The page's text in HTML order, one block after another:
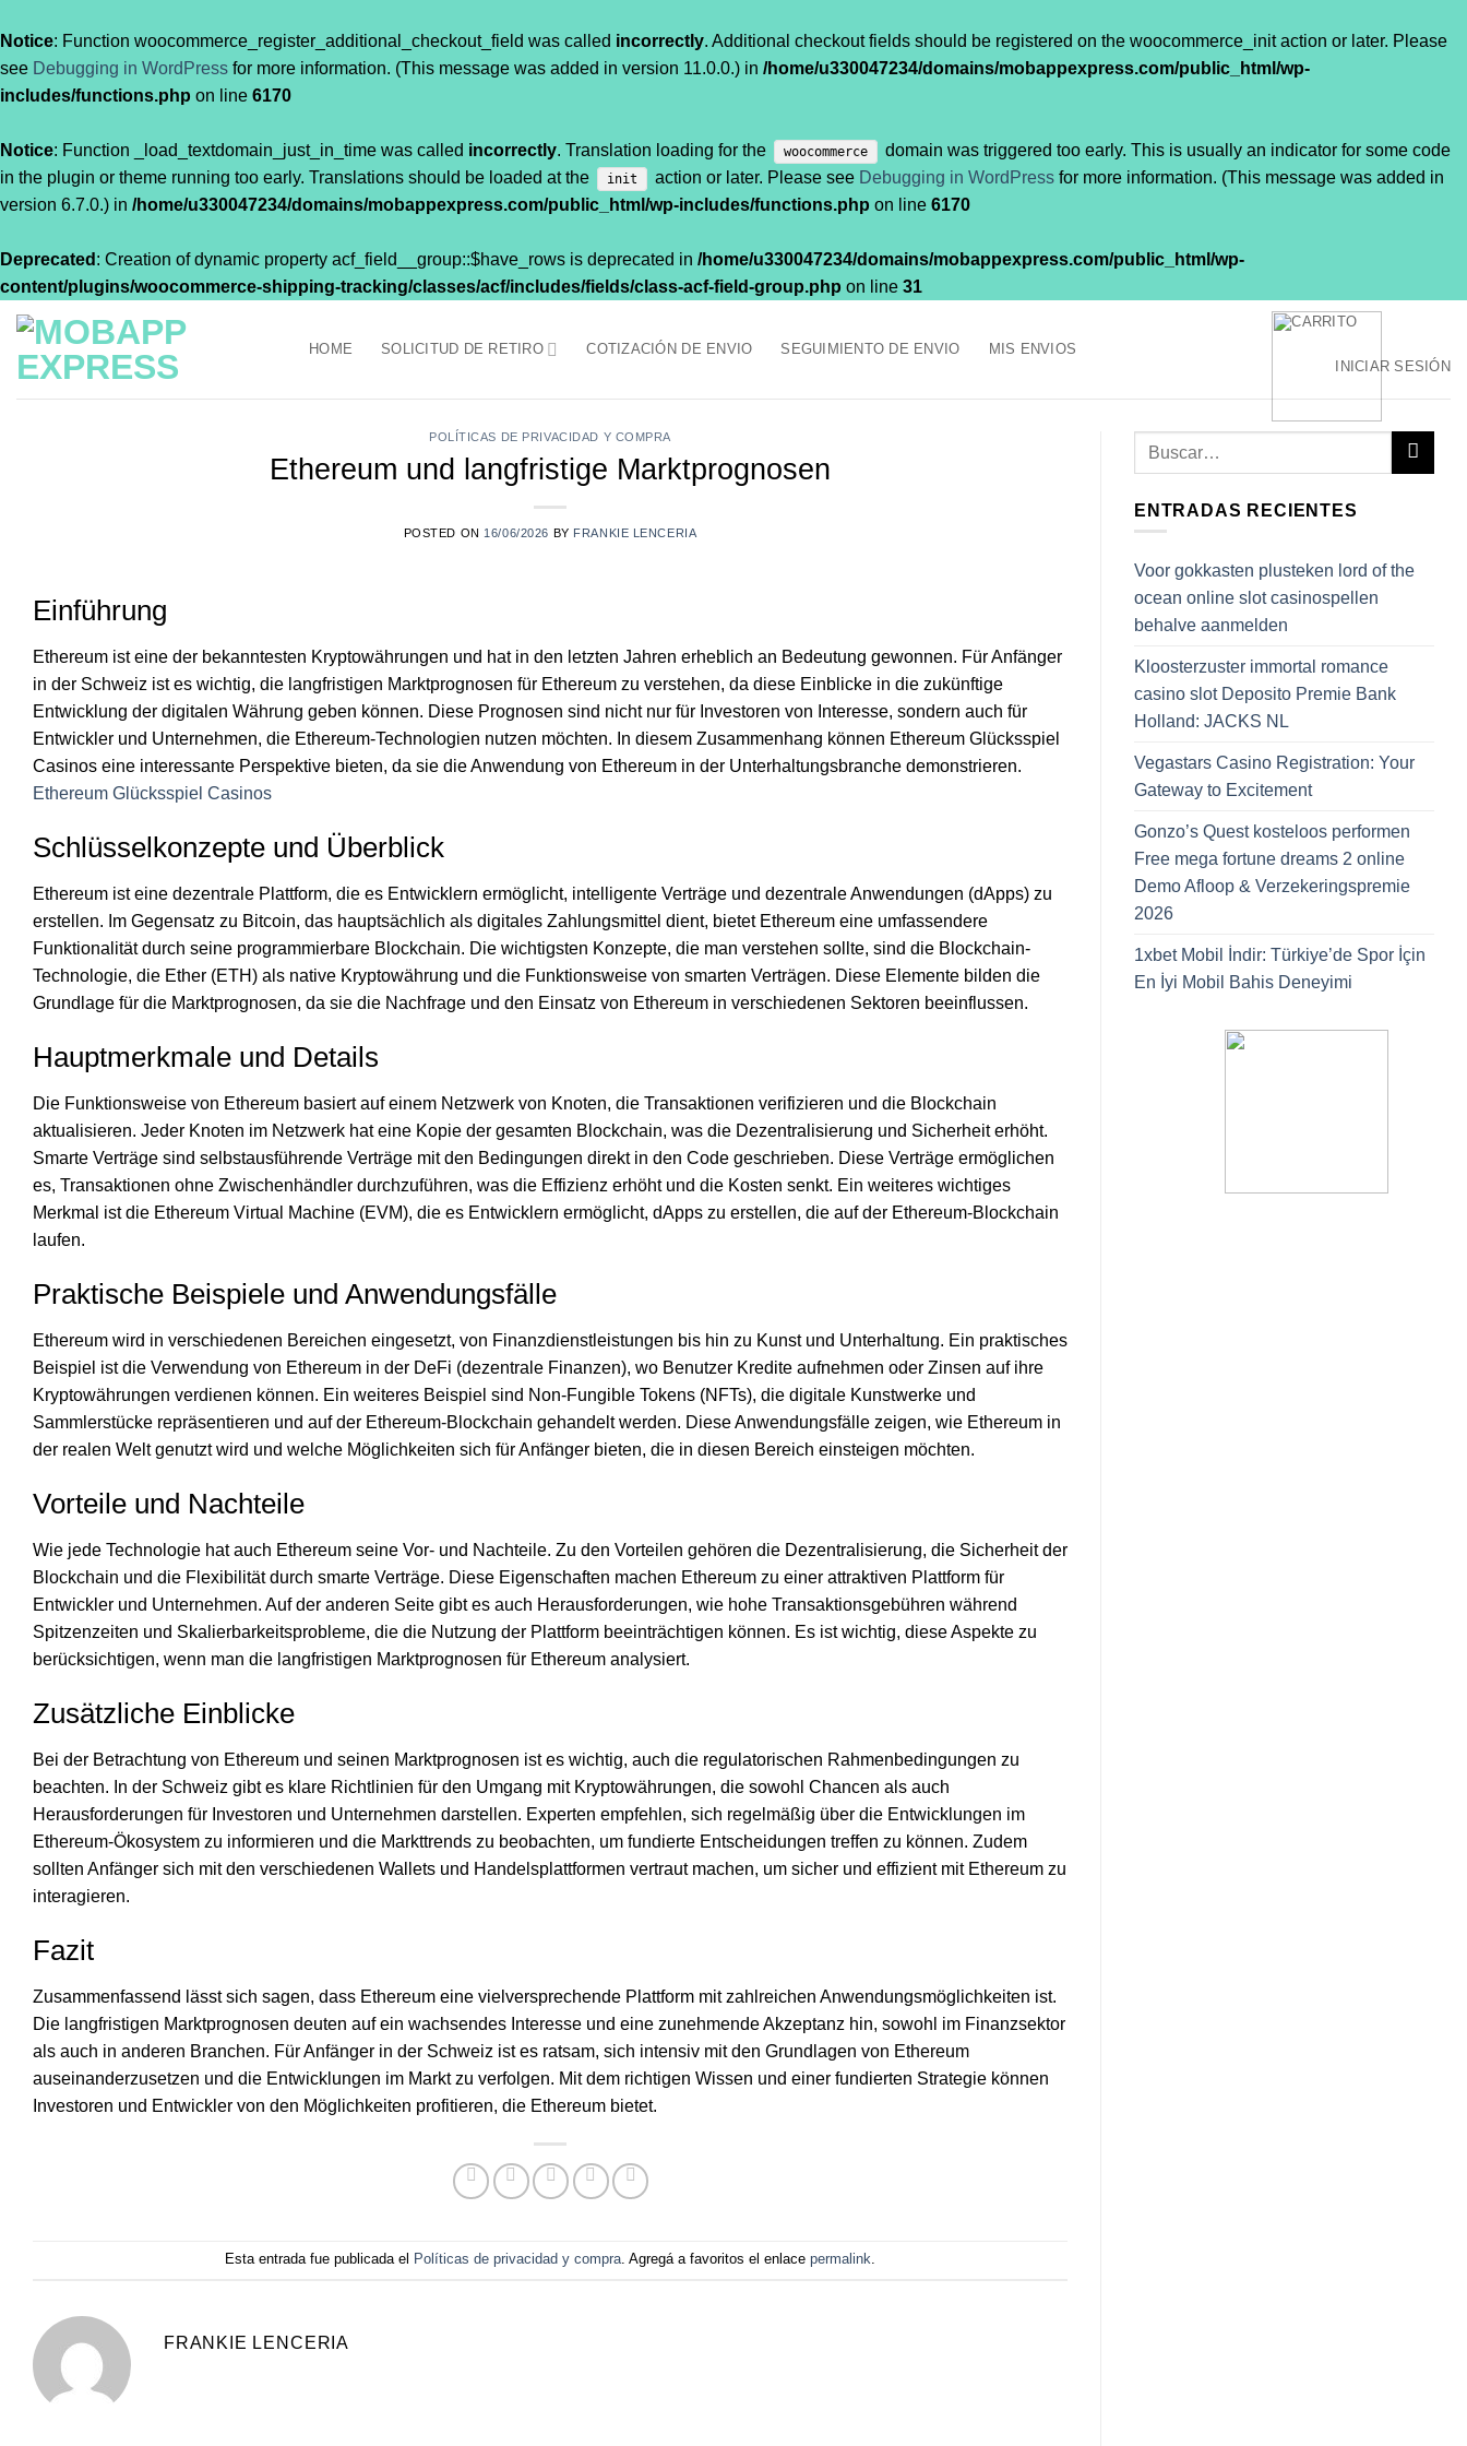
Notice: Function woocommerce_register_additional_checkout_field was called incorrectly. Additional checkout fields should be registered on the woocommerce_init action or later. Please
see Debugging in WordPress for more information. (This message was added in version 11.0.0.) in /home/u330047234/domains/mobappexpress.com/public_html/wp-
includes/functions.php on line 6170
Notice: Function _load_textdomain_just_in_time was called incorrectly. Translation loading for the woocommerce
domain was triggered too early. This is usually an indicator for some code
in the plugin or theme running too early. Translations should be loaded at the
init action or later. Please see Debugging in WordPress for more information. (This message was added in
version 6.7.0.) in /home/u330047234/domains/mobappexpress.com/public_html/wp-includes/functions.php on line 6170
Deprecated: Creation of dynamic property acf_field__group::$have_rows is deprecated in /home/u330047234/domains/mobappexpress.com/public_html/wp-
content/plugins/woocommerce-shipping-tracking/classes/acf/includes/fields/class-acf-field-group.php on line 31
Saltar
contenido
HOME SOLICITUD DE RETIRO COTIZACIÓN DE ENVIO SEGUIMIENTO DE ENVIO
MIS ENVIOS
INICIAR SESIÓN
POLÍTICAS DE PRIVACIDAD Y COMPRA
Ethereum und langfristige Marktprognosen
POSTED ON 16/06/2026 BY FRANKIE LENCERIA
Einführung
Ethereum ist eine der bekanntesten Kryptowährungen und hat in den letzten Jahren erheblich an Bedeutung gewonnen. Für Anfänger
in der Schweiz ist es wichtig, die langfristigen Marktprognosen für Ethereum zu verstehen, da diese Einblicke in die zukünftige
Entwicklung der digitalen Währung geben können. Diese Prognosen sind nicht nur für Investoren von Interesse, sondern auch für
Entwickler und Unternehmen, die Ethereum-Technologien nutzen möchten. In diesem Zusammenhang können Ethereum Glücksspiel
Casinos eine interessante Perspektive bieten, da sie die Anwendung von Ethereum in der Unterhaltungsbranche demonstrieren.
Ethereum Glücksspiel Casinos
Schlüsselkonzepte und Überblick
Ethereum ist eine dezentrale Plattform, die es Entwicklern ermöglicht, intelligente Verträge und dezentrale Anwendungen (dApps) zu
erstellen. Im Gegensatz zu Bitcoin, das hauptsächlich als digitales Zahlungsmittel dient, bietet Ethereum eine umfassendere
Funktionalität durch seine programmierbare Blockchain. Die wichtigsten Konzepte, die man verstehen sollte, sind die Blockchain-
Technologie, die Ether (ETH) als native Kryptowährung und die Funktionsweise von smarten Verträgen. Diese Elemente bilden die
Grundlage für die Marktprognosen, da sie die Nachfrage und den Einsatz von Ethereum in verschiedenen Sektoren beeinflussen.
Hauptmerkmale und Details
Die Funktionsweise von Ethereum basiert auf einem Netzwerk von Knoten, die Transaktionen verifizieren und die Blockchain
aktualisieren. Jeder Knoten im Netzwerk hat eine Kopie der gesamten Blockchain, was die Dezentralisierung und Sicherheit erhöht.
Smarte Verträge sind selbstausführende Verträge mit den Bedingungen direkt in den Code geschrieben. Diese Verträge ermöglichen
es, Transaktionen ohne Zwischenhändler durchzuführen, was die Effizienz erhöht und die Kosten senkt. Ein weiteres wichtiges
Merkmal ist die Ethereum Virtual Machine (EVM), die es Entwicklern ermöglicht, dApps zu erstellen, die auf der Ethereum-Blockchain
laufen.
Praktische Beispiele und Anwendungsfälle
Ethereum wird in verschiedenen Bereichen eingesetzt, von Finanzdienstleistungen bis hin zu Kunst und Unterhaltung. Ein praktisches
Beispiel ist die Verwendung von Ethereum in der DeFi (dezentrale Finanzen), wo Benutzer Kredite aufnehmen oder Zinsen auf ihre
Kryptowährungen verdienen können. Ein weiteres Beispiel sind Non-Fungible Tokens (NFTs), die digitale Kunstwerke und
Sammlerstücke repräsentieren und auf der Ethereum-Blockchain gehandelt werden. Diese Anwendungsfälle zeigen, wie Ethereum in
der realen Welt genutzt wird und welche Möglichkeiten sich für Anfänger bieten, die in diesen Bereich einsteigen möchten.
Vorteile und Nachteile
Wie jede Technologie hat auch Ethereum seine Vor- und Nachteile. Zu den Vorteilen gehören die Dezentralisierung, die Sicherheit der
Blockchain und die Flexibilität durch smarte Verträge. Diese Eigenschaften machen Ethereum zu einer attraktiven Plattform für
Entwickler und Unternehmen. Auf der anderen Seite gibt es auch Herausforderungen, wie hohe Transaktionsgebühren während
Spitzenzeiten und Skalierbarkeitsprobleme, die die Nutzung der Plattform beeinträchtigen können. Es ist wichtig, diese Aspekte zu
berücksichtigen, wenn man die langfristigen Marktprognosen für Ethereum analysiert.
Zusätzliche Einblicke
Bei der Betrachtung von Ethereum und seinen Marktprognosen ist es wichtig, auch die regulatorischen Rahmenbedingungen zu
beachten. In der Schweiz gibt es klare Richtlinien für den Umgang mit Kryptowährungen, die sowohl Chancen als auch
Herausforderungen für Investoren und Unternehmen darstellen. Experten empfehlen, sich regelmäßig über die Entwicklungen im
Ethereum-Ökosystem zu informieren und die Markttrends zu beobachten, um fundierte Entscheidungen treffen zu können. Zudem
sollten Anfänger sich mit den verschiedenen Wallets und Handelsplattformen vertraut machen, um sicher und effizient mit Ethereum zu
interagieren.
Fazit
Zusammenfassend lässt sich sagen, dass Ethereum eine vielversprechende Plattform mit zahlreichen Anwendungsmöglichkeiten ist.
Die langfristigen Marktprognosen deuten auf ein wachsendes Interesse und eine zunehmende Akzeptanz hin, sowohl im Finanzsektor
als auch in anderen Branchen. Für Anfänger in der Schweiz ist es ratsam, sich intensiv mit den Grundlagen von Ethereum
auseinanderzusetzen und die Entwicklungen im Markt zu verfolgen. Mit dem richtigen Wissen und einer fundierten Strategie können
Investoren und Entwickler von den Möglichkeiten profitieren, die Ethereum bietet.
Esta entrada fue publicada el Políticas de privacidad y compra. Agregá a favoritos el enlace permalink.
FRANKIE LENCERIA
ENTRADAS RECIENTES
Voor gokkasten plusteken lord of the
ocean online slot casinospellen
behalve aanmelden
Kloosterzuster immortal romance
casino slot Deposito Premie Bank
Holland: JACKS NL
Vegastars Casino Registration: Your
Gateway to Excitement
Gonzo’s Quest kosteloos performen
Free mega fortune dreams 2 online
Demo Afloop & Verzekeringspremie
2026
1xbet Mobil İndir: Türkiye’de Spor İçin
En İyi Mobil Bahis Deneyimi